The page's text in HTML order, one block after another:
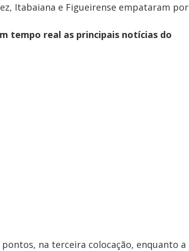
Itabaiana e Figueirense empataram por
tempo real as principais notícias do
na terceira colocação, enquanto a